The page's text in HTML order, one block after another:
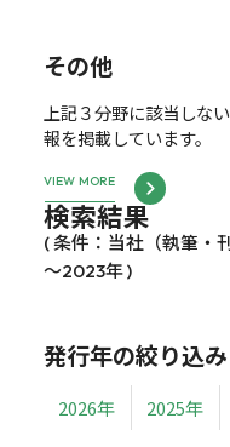
その他
上記３分野に該当しな
報を掲載しています。
VIEW MORE
検索結果
( 条件：当社（執筆・
～2023年 )
発行年の絞り込み
2026年 2025年